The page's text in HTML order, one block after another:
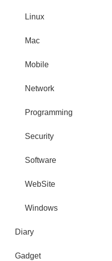
Linux
Mac
Mobile
Network
Programming
Security
Software
WebSite
Windows
Diary
Gadget